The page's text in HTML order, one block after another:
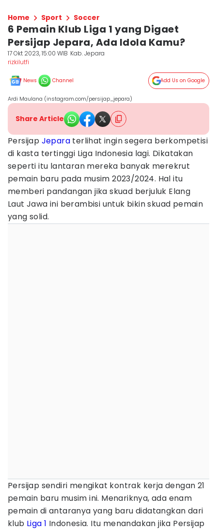
Home Sport Soccer
6 Pemain Klub Liga 1 yang Digaet
Persijap Jepara, Ada Idola Kamu?
17 Okt 2023, 15:00 WIB Kab. Jepara
rizkilutfi
News Channel Add Us on Google
Ardi Maulana (instagram.com/persijap_jepara)
Share Article
Persijap Jepara terlihat ingin segera berkompetisi
di kasta tertinggi Liga Indonesia lagi. Dikatakan
seperti itu lantaran mereka banyak merekrut
pemain baru pada musim 2023/2024. Hal itu
memberi pandangan jika skuad berjuluk Elang
Laut Jawa ini berambisi untuk bikin skuad pemain
yang solid.
Persijap sendiri mengikat kontrak kerja dengan 21
pemain baru musim ini. Menariknya, ada enam
pemain di antaranya yang baru didatangkan dari
klub Liga 1 Indonesia. Itu menandakan jika Persijap